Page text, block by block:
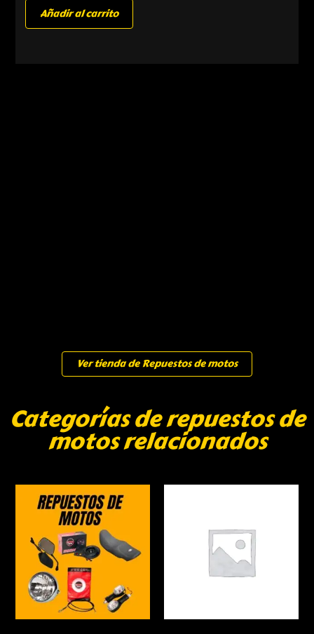
Añadir al carrito
Ver tienda de Repuestos de motos
Categorías de repuestos de
motos relacionados